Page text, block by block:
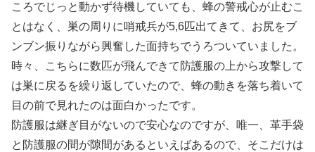
ころでじっと動かず待機していても、蜂の警戒心が止むこ
とはなく、巣の周りに哨戒兵が5,6匹出てきて、お尻をブ
ンブン振りながら興奮した面持ちでうろついていました。
時々、こちらに数匹が飛んできて防護服の上から攻撃して
は巣に戻るを繰り返していたので、蜂の動きを落ち着いて
目の前で見れたのは面白かったです。
防護服は継ぎ目がないので安心なのですが、唯一、革手袋
と防護服の間が隙間があるといえばあるので、そこだけは